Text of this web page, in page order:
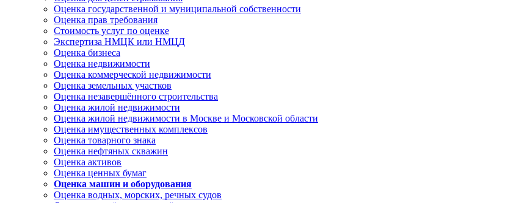
Оценка государственной и муниципальной собственности
Оценка прав требования
Стоимость услуг по оценке
Экспертиза НМЦК или НМЦД
Оценка бизнеса
Оценка недвижимости
Оценка коммерческой недвижимости
Оценка земельных участков
Оценка незавершённого строительства
Оценка жилой недвижимости
Оценка жилой недвижимости в Москве и Московской области
Оценка имущественных комплексов
Оценка товарного знака
Оценка нефтяных скважин
Оценка активов
Оценка ценных бумаг
Оценка машин и оборудования
Оценка водных, морских, речных судов